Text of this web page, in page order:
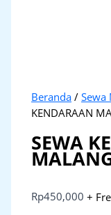
Beranda /Sewa
KENDARAAN
SEWA
Rp450,000 +